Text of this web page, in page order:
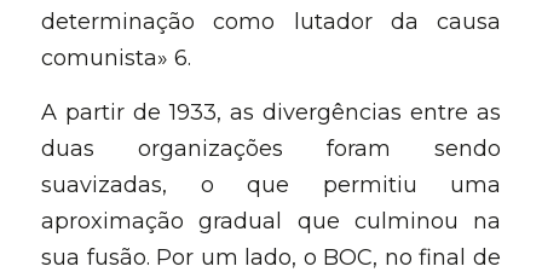
determinação como lutador da causa
comunista» 6.
A partir de 1933, as divergências entre as
duas organizações foram sendo
suavizadas, o que permitiu uma
aproximação gradual que culminou na
sua fusão. Por um lado, o BOC, no final de